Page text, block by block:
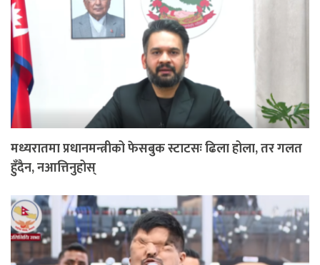
मध्यरातमा प्रधानमन्त्रीको फेसबुक स्टाटसः ढिला होला, तर गलत
हुँदैन, नआत्तिनुहोस्